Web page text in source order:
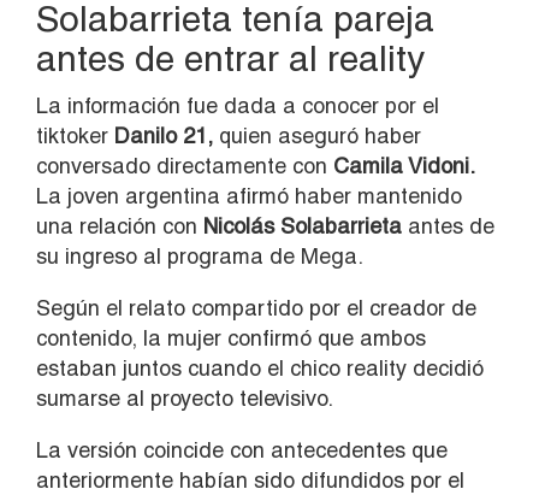
Solabarrieta tenía pareja
antes de entrar al reality
La información fue dada a conocer por el
tiktoker Danilo 21, quien aseguró haber
conversado directamente con Camila Vidoni.
La joven argentina afirmó haber mantenido
una relación con Nicolás Solabarrieta antes de
su ingreso al programa de Mega.
Según el relato compartido por el creador de
contenido, la mujer confirmó que ambos
estaban juntos cuando el chico reality decidió
sumarse al proyecto televisivo.
La versión coincide con antecedentes que
anteriormente habían sido difundidos por el